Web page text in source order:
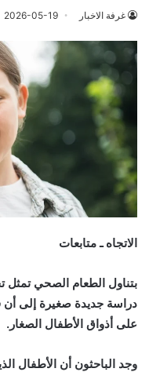
غرفة الاخبار 2026-05-19
الاتجاه ـ متابعات
بتناول الطعام الصحي تمثل
دراسة جديدة صغيرة إلى أن
على أذواق الأطفال الصغار.
وجد الباحثون أن الأطفال